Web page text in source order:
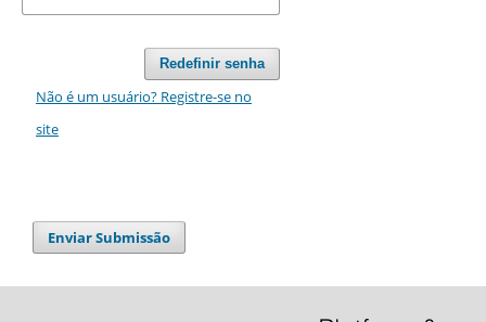
Redefinir senha
Não é um usuário? Registre-se no
site
Enviar Submissão